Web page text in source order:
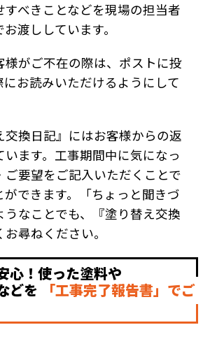
すべきことなどを現場の担当者
渡ししています。
様がご不在の際は、ポストに投
お読みいただけるようにして
交換日記』にはお客様からの返
ます。工事期間中に気になっ
ご要望をご記入いただくことで
できます。「ちょっと聞きづ
なことでも、『塗り替え交換
尋ねください。
心！使った塗料や
どを
「工事完了報告書」でご